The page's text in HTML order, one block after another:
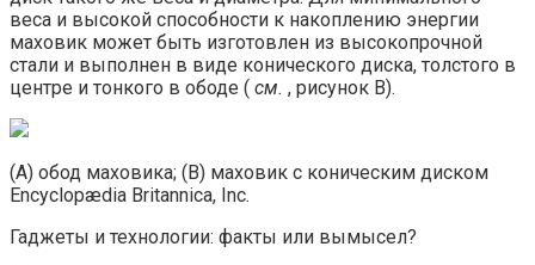
веса и высокой способности к накоплению энергии
маховик может быть изготовлен из высокопрочной
стали и выполнен в виде конического диска, толстого в
центре и тонкого в ободе ( см. , рисунок B).
(A) обод маховика; (B) маховик с коническим диском
Encyclopædia Britannica, Inc.
Гаджеты и технологии: факты или вымысел?